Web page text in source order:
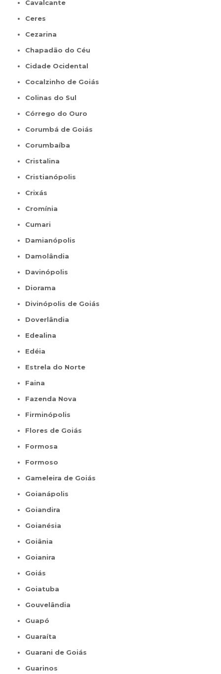
Cavalcante
Ceres
Cezarina
Chapadão do Céu
Cidade Ocidental
Cocalzinho de Goiás
Colinas do Sul
Córrego do Ouro
Corumbá de Goiás
Corumbaíba
Cristalina
Cristianópolis
Crixás
Cromínia
Cumari
Damianópolis
Damolândia
Davinópolis
Diorama
Divinópolis de Goiás
Doverlândia
Edealina
Edéia
Estrela do Norte
Faina
Fazenda Nova
Firminópolis
Flores de Goiás
Formosa
Formoso
Gameleira de Goiás
Goianápolis
Goiandira
Goianésia
Goiânia
Goianira
Goiás
Goiatuba
Gouvelândia
Guapó
Guaraíta
Guarani de Goiás
Guarinos